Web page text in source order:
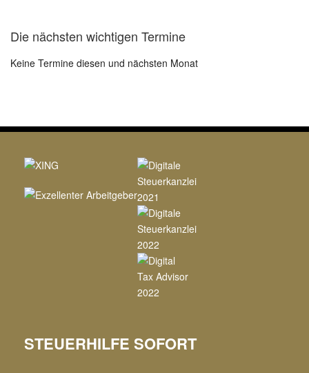
Die nächsten wichtigen Termine
Keine Termine diesen und nächsten Monat
STEUERHILFE SOFORT